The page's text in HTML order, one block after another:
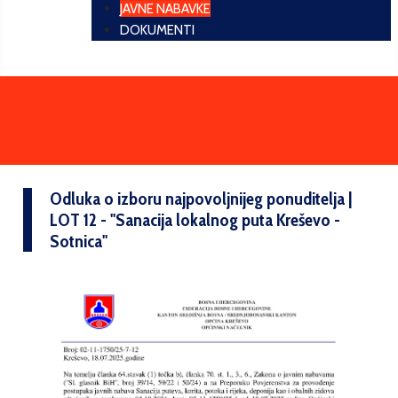
JAVNE NABAVKE
DOKUMENTI
Odluka o izboru najpovoljnijeg ponuditelja |
LOT 12 - ''Sanacija lokalnog puta Kreševo -
Sotnica''